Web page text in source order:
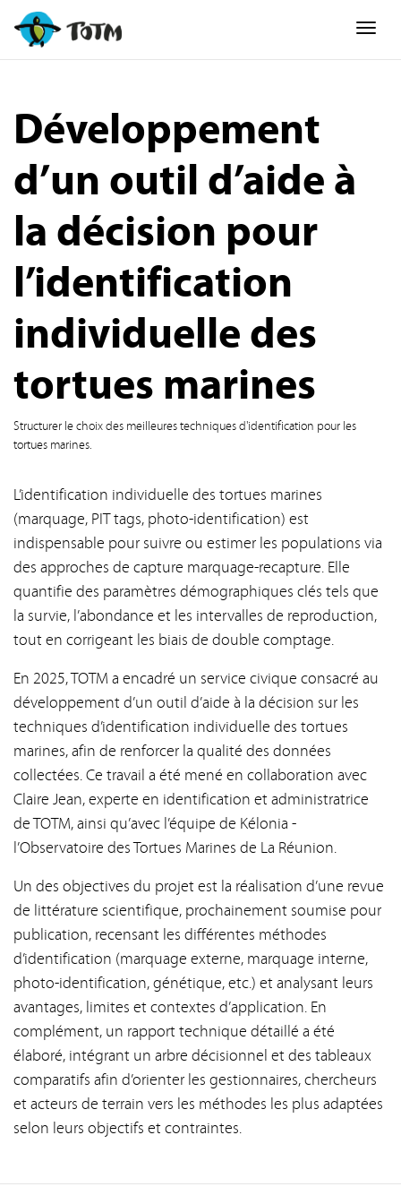
Développement
d’un outil d’aide à
la décision pour
l’identification
individuelle des
tortues marines
Structurer le choix des meilleures techniques d'identification pour les
tortues marines.
L’identification individuelle des tortues marines
(marquage, PIT tags, photo-identification) est
indispensable pour suivre ou estimer les populations via
des approches de capture marquage-recapture. Elle
quantifie des paramètres démographiques clés tels que
la survie, l’abondance et les intervalles de reproduction,
tout en corrigeant les biais de double comptage.
En 2025, TOTM a encadré un service civique consacré au
développement d’un outil d’aide à la décision sur les
techniques d’identification individuelle des tortues
marines, afin de renforcer la qualité des données
collectées. Ce travail a été mené en collaboration avec
Claire Jean, experte en identification et administratrice
de TOTM, ainsi qu’avec l’équipe de Kélonia -
l’Observatoire des Tortues Marines de La Réunion.
Un des objectives du projet est la réalisation d’une revue
de littérature scientifique, prochainement soumise pour
publication, recensant les différentes méthodes
d’identification (marquage externe, marquage interne,
photo-identification, génétique, etc.) et analysant leurs
avantages, limites et contextes d’application. En
complément, un rapport technique détaillé a été
élaboré, intégrant un arbre décisionnel et des tableaux
comparatifs afin d’orienter les gestionnaires, chercheurs
et acteurs de terrain vers les méthodes les plus adaptées
selon leurs objectifs et contraintes.